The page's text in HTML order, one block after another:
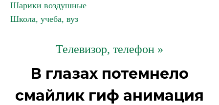
Шарики воздушные
Школа, учеба, вуз
Телевизор, телефон »
В глазах потемнело
смайлик гиф анимация